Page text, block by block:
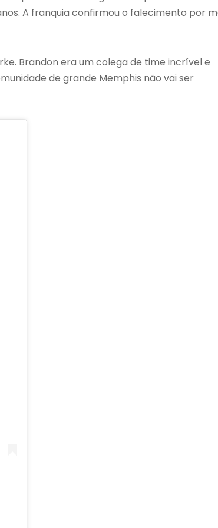
A franquia confirmou o falecimento por
Brandon era um colega de time incrível e
de grande Memphis não vai ser